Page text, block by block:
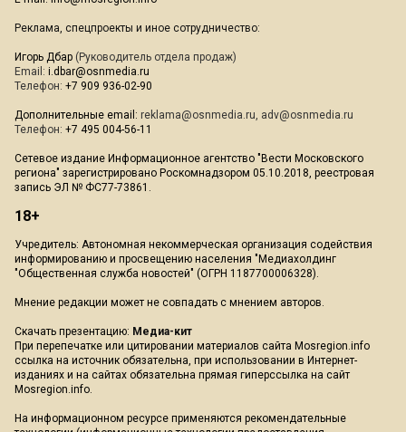
Реклама, спецпроекты и иное сотрудничество:
Игорь Дбар (Руководитель отдела продаж)
Email: i.dbar@osnmedia.ru
Телефон: +7 909 936-02-90
Дополнительные email: reklama@osnmedia.ru, adv@osnmedia.ru
Телефон: +7 495 004-56-11
Сетевое издание Информационное агентство "Вести Московского
региона" зарегистрировано Роскомнадзором 05.10.2018, реестровая
запись ЭЛ № ФС77-73861.
18+
Учредитель: Автономная некоммерческая организация содействия
информированию и просвещению населения "Медиахолдинг
"Общественная служба новостей" (ОГРН 1187700006328).
Мнение редакции может не совпадать с мнением авторов.
Скачать презентацию: Медиа-кит
При перепечатке или цитировании материалов сайта Mosregion.info
ссылка на источник обязательна, при использовании в Интернет-
изданиях и на сайтах обязательна прямая гиперссылка на сайт
Mosregion.info.
На информационном ресурсе применяются рекомендательные